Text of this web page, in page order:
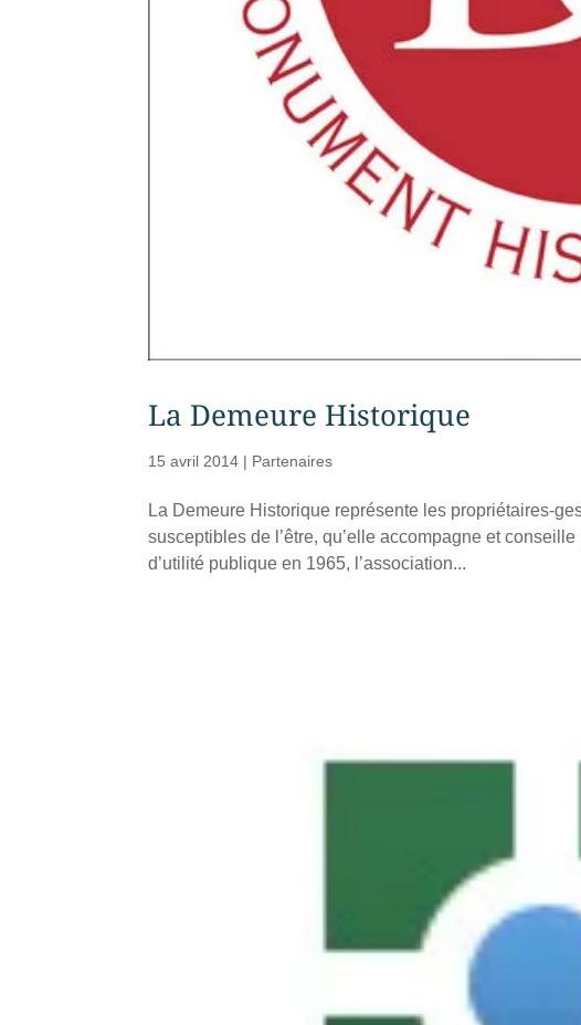
La Demeure Historique
15 avril 2014 | Partenaires
La Demeure Historique représente les propriétaires-
susceptibles de l’être, qu’elle accompagne et
d’utilité publique en 1965, l’association...